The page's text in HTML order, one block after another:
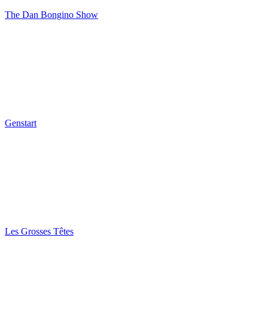
The Dan Bongino Show
Genstart
Les Grosses Têtes